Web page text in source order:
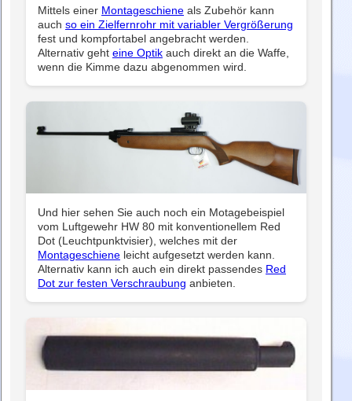
Mittels einer Montageschiene als Zubehör kann
auch so ein Zielfernrohr mit variabler Vergrößerung
fest und kompfortabel angebracht werden.
Alternativ geht eine Optik auch direkt an die Waffe,
wenn die Kimme dazu abgenommen wird.
Und hier sehen Sie auch noch ein Motagebeispiel
vom Luftgewehr HW 80 mit konventionellem Red
Dot (Leuchtpunktvisier), welches mit der
Montageschiene leicht aufgesetzt werden kann.
Alternativ kann ich auch ein direkt passendes Red
Dot zur festen Verschraubung anbieten.